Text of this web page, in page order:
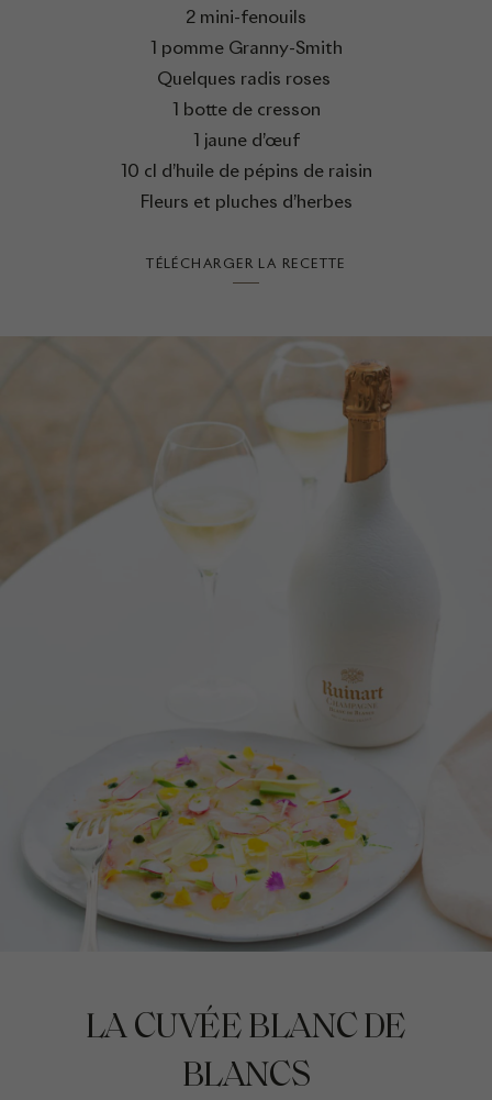
2 mini-fenouils
1 pomme Granny-Smith
Quelques radis roses
1 botte de cresson
1 jaune d’œuf
10 cl d’huile de pépins de raisin
Fleurs et pluches d’herbes
TÉLÉCHARGER LA RECETTE
LA CUVÉE BLANC DE
BLANCS